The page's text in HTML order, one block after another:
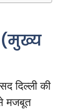
(मुख्य
दिल्ली की
मजबूत